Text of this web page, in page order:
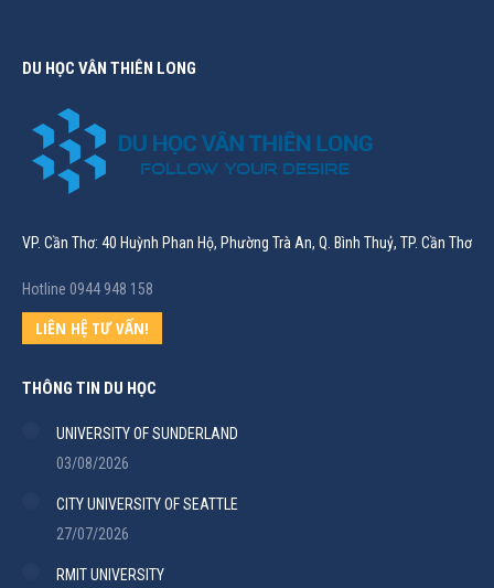
DU HỌC VÂN THIÊN LONG
VP. Cần Thơ: 40 Huỳnh Phan Hộ, Phường Trà An, Q. Bình Thuỷ, TP. Cần Thơ
Hotline 0944 948 158
LIÊN HỆ TƯ VẤN!
THÔNG TIN DU HỌC
UNIVERSITY OF SUNDERLAND
03/08/2026
CITY UNIVERSITY OF SEATTLE
27/07/2026
RMIT UNIVERSITY